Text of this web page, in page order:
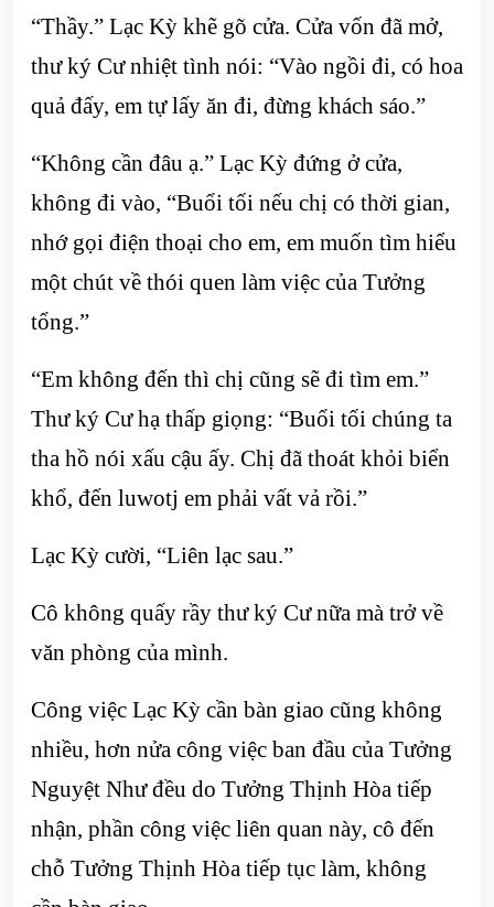
“Thầy.” Lạc Kỳ khẽ gõ cửa. Cửa vốn đã mở,
thư ký Cư nhiệt tình nói: “Vào ngồi đi, có hoa
quả đấy, em tự lấy ăn đi, đừng khách sáo.”
“Không cần đâu ạ.” Lạc Kỳ đứng ở cửa,
không đi vào, “Buổi tối nếu chị có thời gian,
nhớ gọi điện thoại cho em, em muốn tìm hiểu
một chút về thói quen làm việc của Tưởng
tổng.”
“Em không đến thì chị cũng sẽ đi tìm em.”
Thư ký Cư hạ thấp giọng: “Buổi tối chúng ta
tha hồ nói xấu cậu ấy. Chị đã thoát khỏi biển
khổ, đến luwotj em phải vất vả rồi.”
Lạc Kỳ cười, “Liên lạc sau.”
Cô không quấy rầy thư ký Cư nữa mà trở về
văn phòng của mình.
Công việc Lạc Kỳ cần bàn giao cũng không
nhiều, hơn nửa công việc ban đầu của Tưởng
Nguyệt Như đều do Tưởng Thịnh Hòa tiếp
nhận, phần công việc liên quan này, cô đến
chỗ Tưởng Thịnh Hòa tiếp tục làm, không